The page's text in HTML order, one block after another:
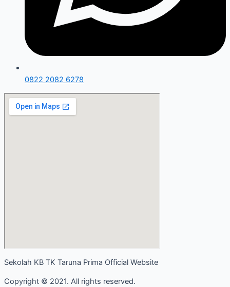
0822 2082 6278
Sekolah KB TK Taruna Prima Official Website
Copyright © 2021. All rights reserved.